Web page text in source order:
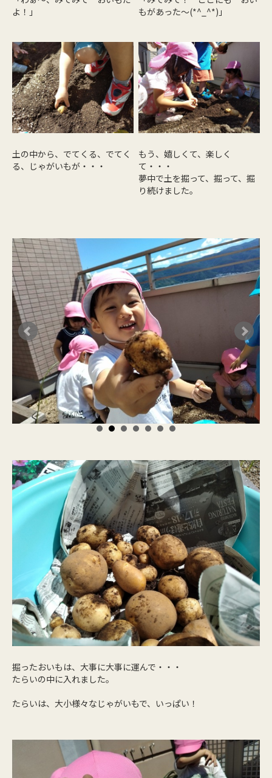
よ！」
もがあった～(*^_^*)」
土の中から、でてくる、でてく
る、じゃがいもが・・・
もう、嬉しくて、楽しく
て・・・
夢中で土を掘って、掘って、掘
り続けました。
掘ったおいもは、大事に大事に運んで・・・
たらいの中に入れました。
たらいは、大小様々なじゃがいもで、いっぱい！